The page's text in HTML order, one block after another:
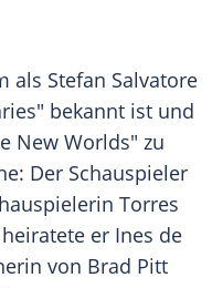
als Stefan Salvatore
bekannt ist und
New Worlds" zu
Der Schauspieler
Torres
er Ines de
von Brad Pitt